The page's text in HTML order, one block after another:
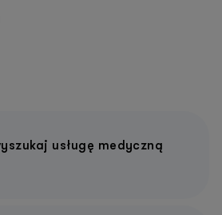
usługę medyczną